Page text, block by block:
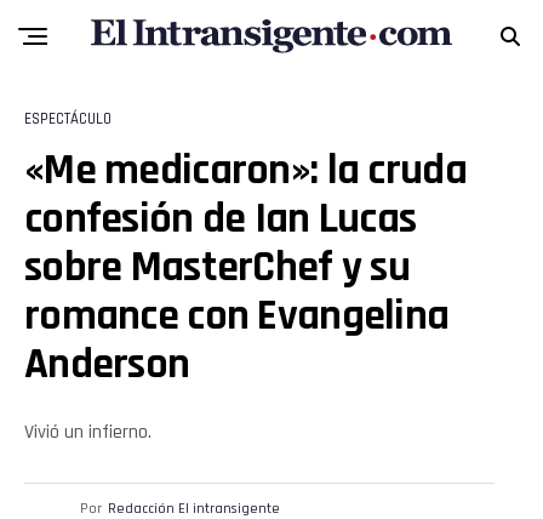
ESPECTÁCULO
«Me medicaron»: la cruda
confesión de Ian Lucas
sobre MasterChef y su
romance con Evangelina
Anderson
Vivió un infierno.
Por Redacción El intransigente